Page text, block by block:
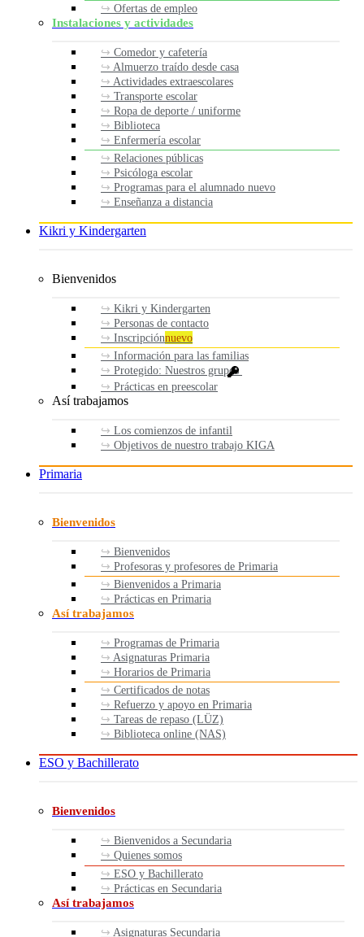
Ofertas de empleo
Instalaciones y actividades
Comedor y cafetería
Almuerzo traído desde casa
Actividades extraescolares
Transporte escolar
Ropa de deporte / uniforme
Biblioteca
Enfermería escolar
Relaciones públicas
Psicóloga escolar
Programas para el alumnado nuevo
Enseñanza a distancia
Kikri y Kindergarten
Bienvenidos
Kikri y Kindergarten
Personas de contacto
Inscripciónnuevo
Información para las familias
Protegido: Nuestros grupos
Prácticas en preescolar
Así trabajamos
Los comienzos de infantil
Objetivos de nuestro trabajo KIGA
Primaria
Bienvenidos
Bienvenidos
Profesoras y profesores de Primaria
Bienvenidos a Primaria
Prácticas en Primaria
Así trabajamos
Programas de Primaria
Asignaturas Primaria
Horarios de Primaria
Certificados de notas
Refuerzo y apoyo en Primaria
Tareas de repaso (LÜZ)
Biblioteca online (NAS)
ESO y Bachillerato
Bienvenidos
Bienvenidos a Secundaria
Quienes somos
ESO y Bachillerato
Prácticas en Secundaria
Así trabajamos
Asignaturas Secundaria